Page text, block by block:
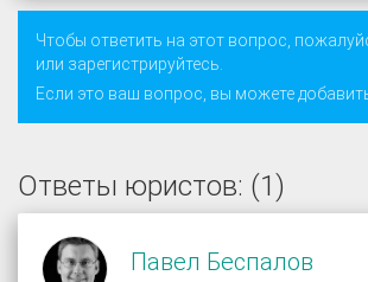
Чтобы ответить на этот вопрос,
или зарегистрируйтесь.
Если это ваш вопрос, вы можете
Ответы юристов: (1)
Павел Беспалов